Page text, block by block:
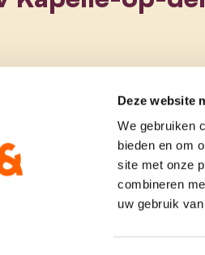
Deze website
We gebruiken
bieden en om
site met onze
combineren
uw gebruik
onze partij